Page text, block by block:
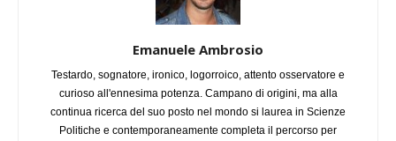
Emanuele Ambrosio
Testardo, sognatore, ironico, logorroico, attento osservatore e
curioso all'ennesima potenza. Campano di origini, ma alla
continua ricerca del suo posto nel mondo si laurea in Scienze
Politiche e contemporaneamente completa il percorso per